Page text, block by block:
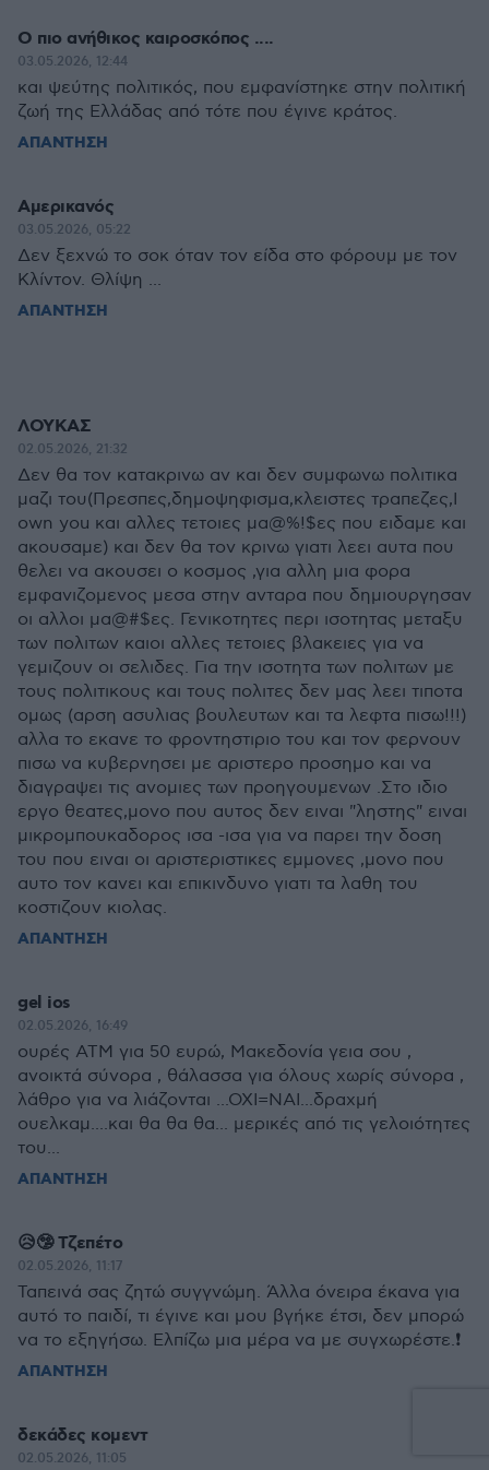
Ο πιο ανήθικος καιροσκόπος ....
03.05.2026, 12:44
και ψεύτης πολιτικός, που εμφανίστηκε στην πολιτική
ζωή της Ελλάδας από τότε που έγινε κράτος.
ΑΠΑΝΤΗΣΗ
Αμερικανός
03.05.2026, 05:22
Δεν ξεχνώ το σοκ όταν τον είδα στο φόρουμ με τον
Κλίντον. Θλίψη ...
ΑΠΑΝΤΗΣΗ
ΛΟΥΚΑΣ
02.05.2026, 21:32
Δεν θα τον κατακρινω αν και δεν συμφωνω πολιτικα
μαζι του(Πρεσπες,δημοψηφισμα,κλειστες τραπεζες,I
own you και αλλες τετοιες μα@%!$ες που ειδαμε και
ακουσαμε) και δεν θα τον κρινω γιατι λεει αυτα που
θελει να ακουσει ο κοσμος ,για αλλη μια φορα
εμφανιζομενος μεσα στην ανταρα που δημιουργησαν
οι αλλοι μα@#$ες. Γενικοτητες περι ισοτητας μεταξυ
των πολιτων καιοι αλλες τετοιες βλακειες για να
γεμιζουν οι σελιδες. Για την ισοτητα των πολιτων με
τους πολιτικους και τους πολιτες δεν μας λεει τιποτα
ομως (αρση ασυλιας βουλευτων και τα λεφτα πισω!!!)
αλλα το εκανε το φροντηστιριο του και τον φερνουν
πισω να κυβερνησει με αριστερο προσημο και να
διαγραψει τις ανομιες των προηγουμενων .Στο ιδιο
εργο θεατες,μονο που αυτος δεν ειναι "ληστης" ειναι
μικρομπουκαδορος ισα -ισα για να παρει την δοση
του που ειναι οι αριστεριστικες εμμονες ,μονο που
αυτο τον κανει και επικινδυνο γιατι τα λαθη του
κοστιζουν κιολας.
ΑΠΑΝΤΗΣΗ
gel ios
02.05.2026, 16:49
ουρές ΑΤΜ για 50 ευρώ, Μακεδονία γεια σου ,
ανοικτά σύνορα , θάλασσα για όλους χωρίς σύνορα ,
λάθρο για να λιάζονται ...ΟΧΙ=ΝΑΙ...δραχμή
ουελκαμ....και θα θα θα... μερικές από τις γελοιότητες
του...
ΑΠΑΝΤΗΣΗ
😥🤥 Τζεπέτο
02.05.2026, 11:17
Ταπεινά σας ζητώ συγγνώμη. Άλλα όνειρα έκανα για
αυτό το παιδί, τι έγινε και μου βγήκε έτσι, δεν μπορώ
να το εξηγήσω. Ελπίζω μια μέρα να με συγχωρέστε.❗
ΑΠΑΝΤΗΣΗ
δεκάδες κομεντ
02.05.2026, 11:05